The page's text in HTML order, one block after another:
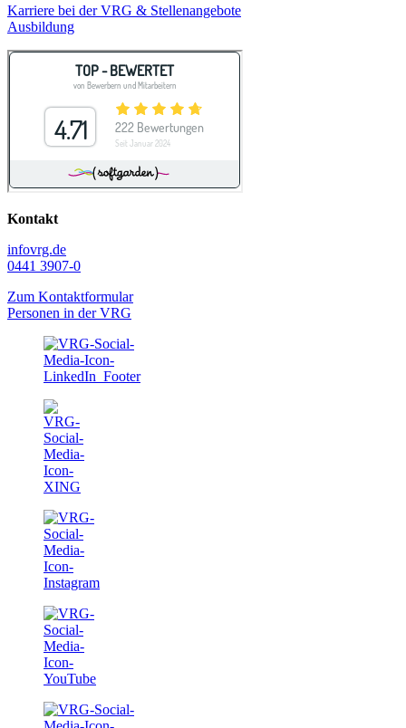
Karriere bei der VRG & Stellenangebote
Ausbildung
Kontakt
infovrg.de
0441 3907-0
Zum Kontaktformular
Personen in der VRG